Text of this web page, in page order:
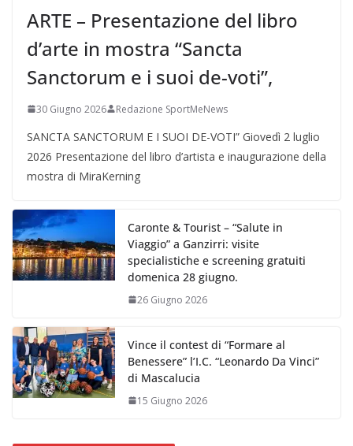
ARTE – Presentazione del libro
d’arte in mostra “Sancta
Sanctorum e i suoi de-voti”,
30 Giugno 2026 Redazione SportMeNews
SANCTA SANCTORUM E I SUOI DE-VOTI” Giovedì 2 luglio
2026 Presentazione del libro d’artista e inaugurazione della
mostra di MiraKerning
Caronte & Tourist – “Salute in
Viaggio” a Ganzirri: visite
specialistiche e screening gratuiti
domenica 28 giugno.
26 Giugno 2026
Vince il contest di “Formare al
Benessere” l’I.C. “Leonardo Da Vinci”
di Mascalucia
15 Giugno 2026